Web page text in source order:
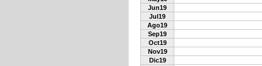
Jun19
Jul19
Ago19
Sep19
Oct19
Nov19
Dic19